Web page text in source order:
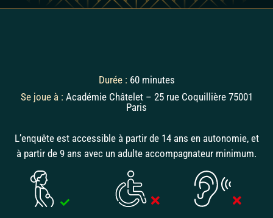
Durée : 60 minutes
Se joue à : Académie Châtelet – 25 rue Coquillière 75001
Paris
L’enquête est accessible à partir de 14 ans en autonomie, et
à partir de 9 ans avec un adulte accompagnateur minimum.